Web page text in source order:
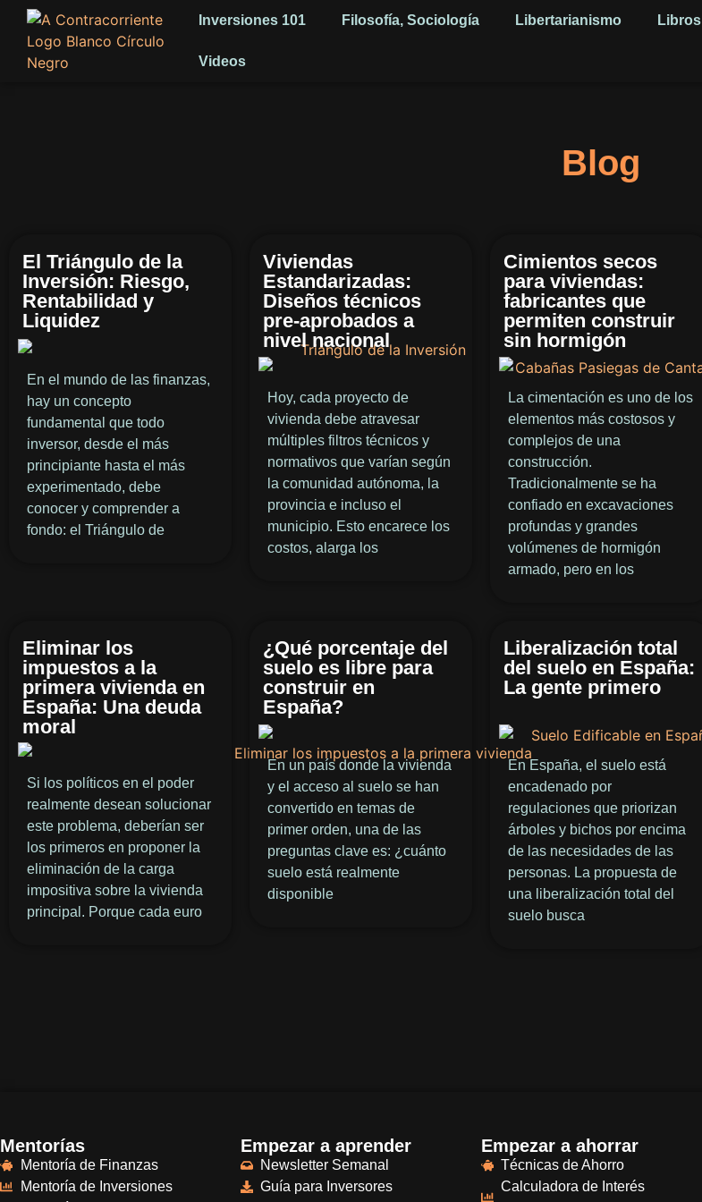
Inversiones 101 Filosofía, Sociología Libertarianismo Libros
Videos
Blog
El Triángulo de la
Inversión: Riesgo,
Rentabilidad y
Liquidez
En el mundo de las finanzas,
hay un concepto
fundamental que todo
inversor, desde el más
principiante hasta el más
experimentado, debe
conocer y comprender a
fondo: el Triángulo de
Viviendas
Estandarizadas:
Diseños técnicos
pre-aprobados a
nivel nacional
Hoy, cada proyecto de
vivienda debe atravesar
múltiples filtros técnicos y
normativos que varían según
la comunidad autónoma, la
provincia e incluso el
municipio. Esto encarece los
costos, alarga los
Cimientos secos
para viviendas:
fabricantes que
permiten construir
sin hormigón
La cimentación es uno de los
elementos más costosos y
complejos de una
construcción.
Tradicionalmente se ha
confiado en excavaciones
profundas y grandes
volúmenes de hormigón
armado, pero en los
Eliminar los
impuestos a la
primera vivienda en
España: Una deuda
moral
Si los políticos en el poder
realmente desean solucionar
este problema, deberían ser
los primeros en proponer la
eliminación de la carga
impositiva sobre la vivienda
principal. Porque cada euro
¿Qué porcentaje del
suelo es libre para
construir en
España?
En un país donde la vivienda
y el acceso al suelo se han
convertido en temas de
primer orden, una de las
preguntas clave es: ¿cuánto
suelo está realmente
disponible
Liberalización total
del suelo en España:
La gente primero
En España, el suelo está
encadenado por
regulaciones que priorizan
árboles y bichos por encima
de las necesidades de las
personas. La propuesta de
una liberalización total del
suelo busca
Mentorías
Mentoría de Finanzas
Mentoría de Inversiones
Empezar a aprender
Newsletter Semanal
Guía para Inversores
Empezar a ahorrar
Técnicas de Ahorro
Calculadora de Interés